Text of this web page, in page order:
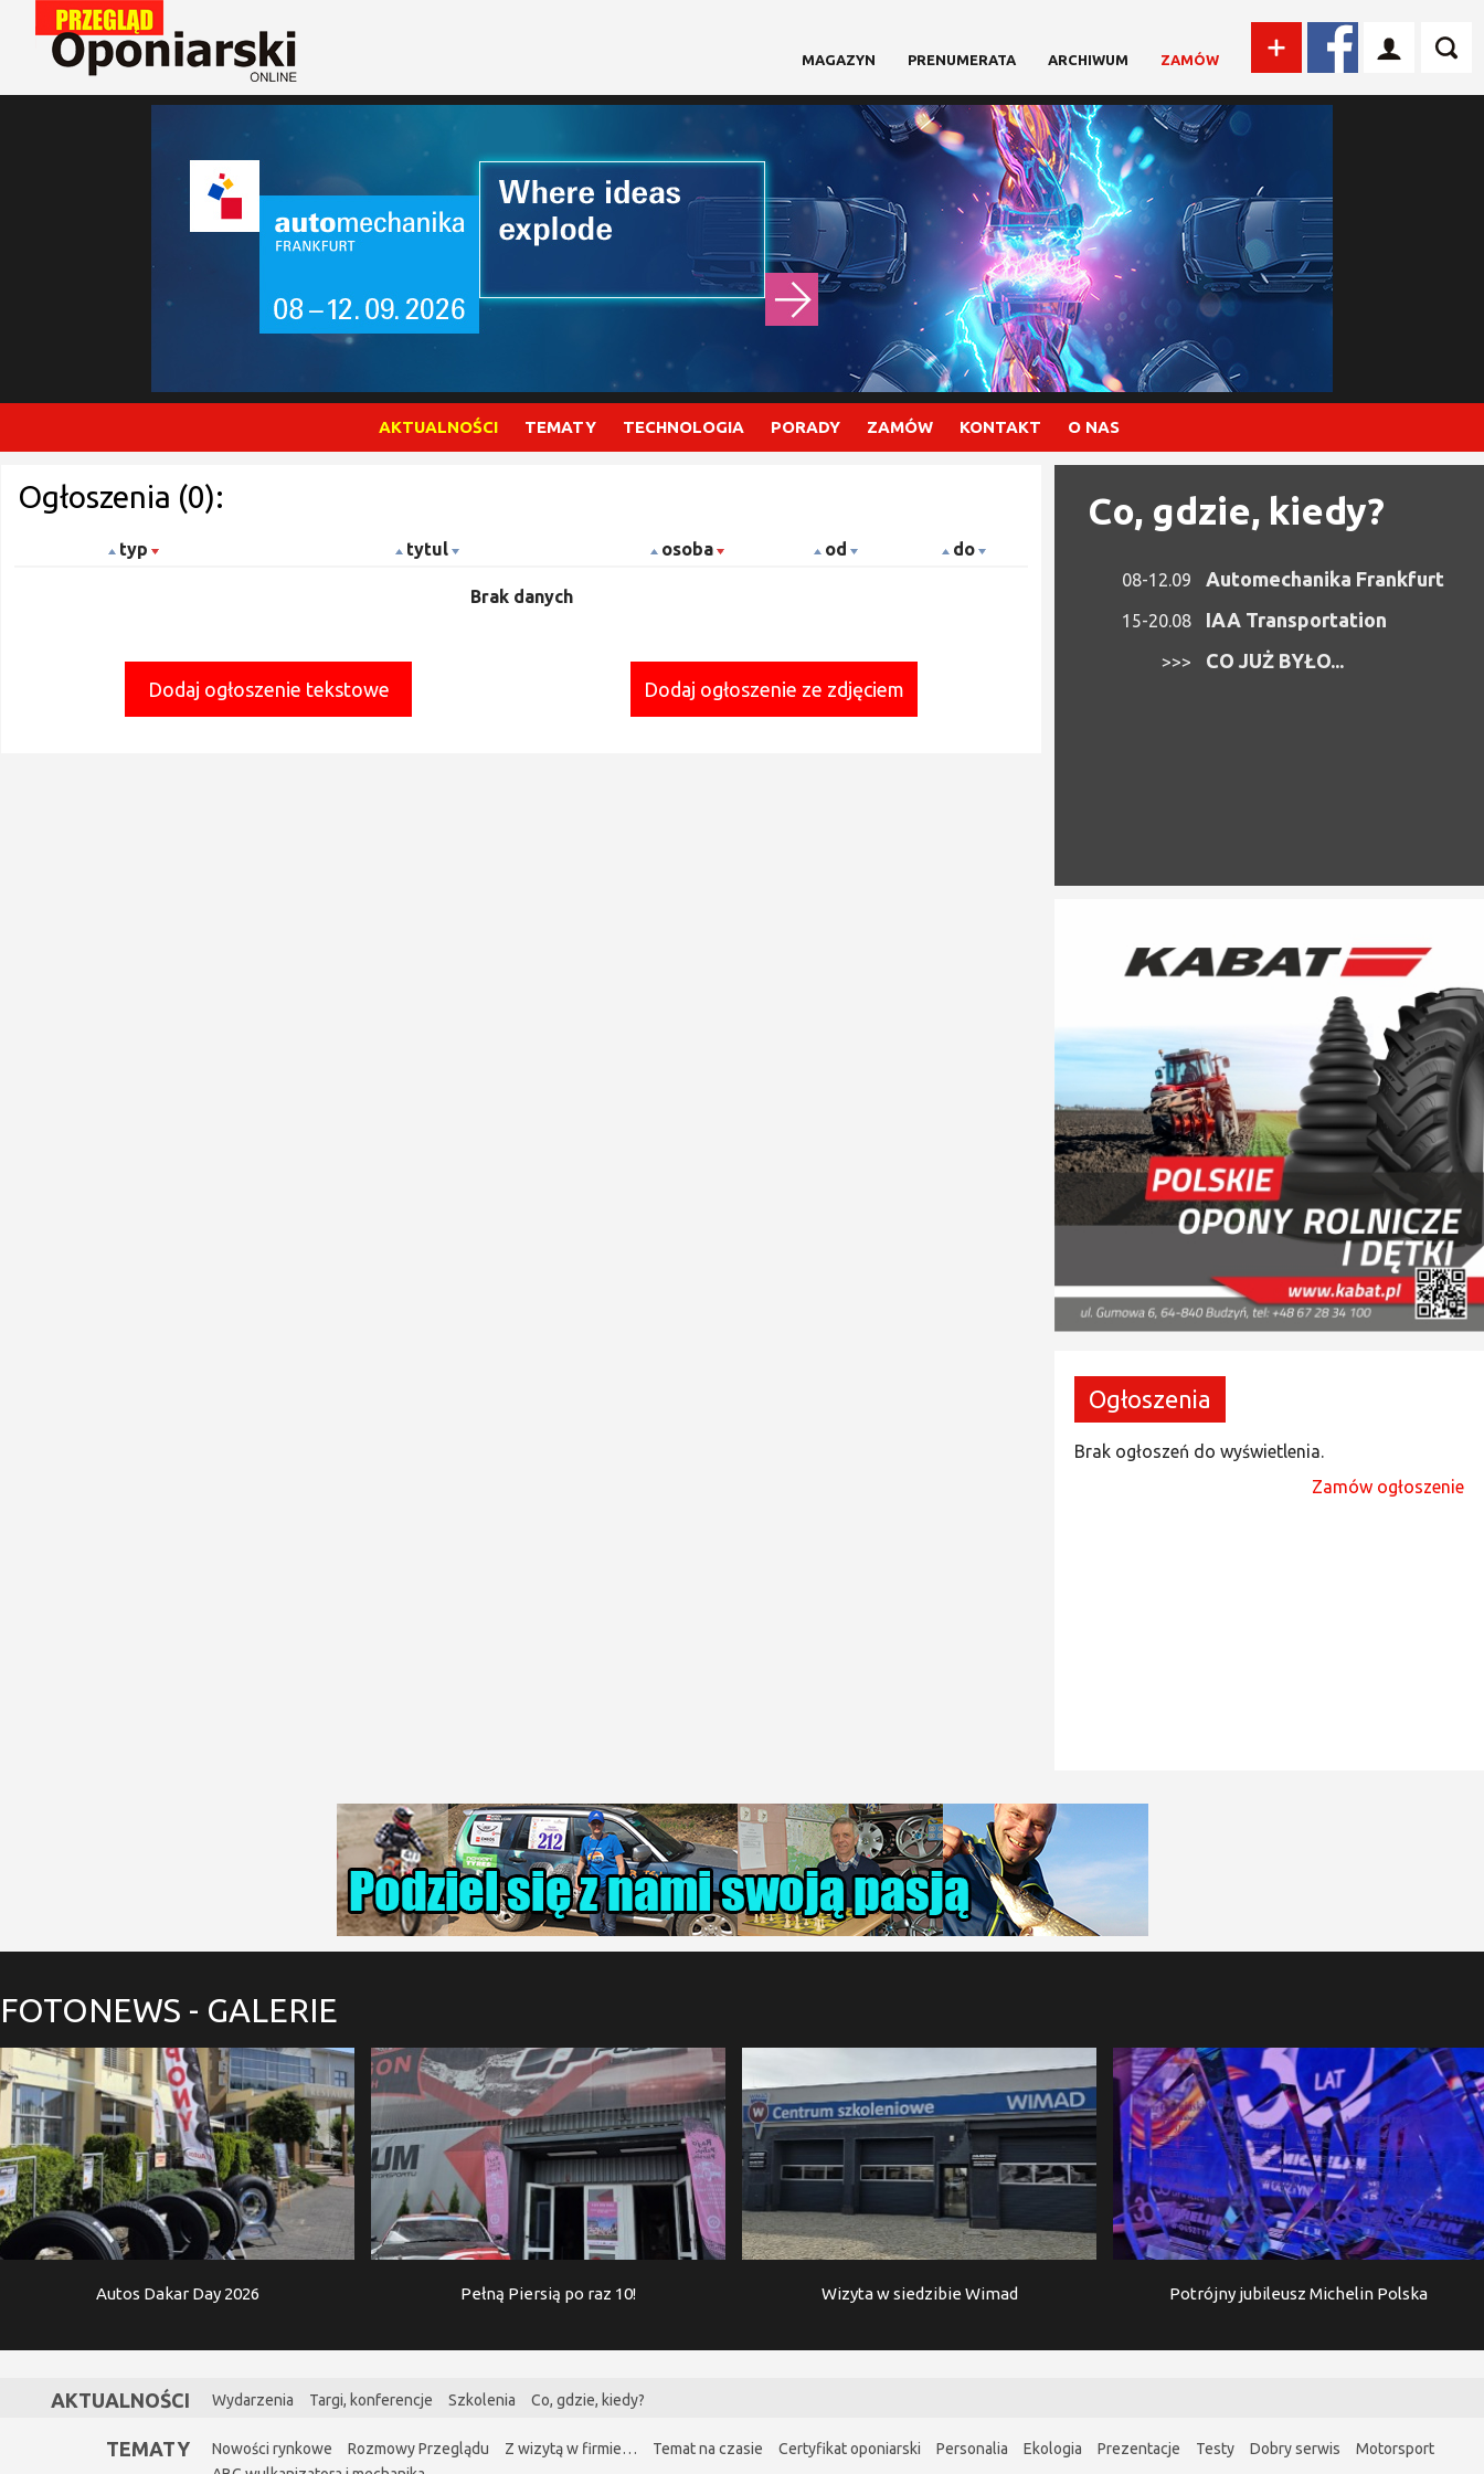
MAGAZYN PRENUMERATA ARCHIWUM ZAMÓW
AKTUALNOŚCI TEMATY TECHNOLOGIA PORADY ZAMÓW KONTAKT O NAS
Ogłoszenia (0):
typ tytul osoba od do
Brak danych
Dodaj ogłoszenie tekstowe Dodaj ogłoszenie ze zdjęciem
Co, gdzie, kiedy?
08-12.09 Automechanika Frankfurt
15-20.08 IAA Transportation
>>> CO JUŻ BYŁO...
Ogłoszenia
Brak ogłoszeń do wyświetlenia.
Zamów ogłoszenie
FOTONEWS - GALERIE
Autos Dakar Day 2026 Pełną Piersią po raz 10! Wizyta w siedzibie Wimad Potrójny jubileusz Michelin Polska
AKTUALNOŚCI Wydarzenia Targi, konferencje Szkolenia Co, gdzie, kiedy?
TEMATY Nowości rynkowe Rozmowy Przeglądu Z wizytą w firmie… Temat na czasie Certyfikat oponiarski Personalia Ekologia Prezentacje Testy Dobry serwis
Motorsport